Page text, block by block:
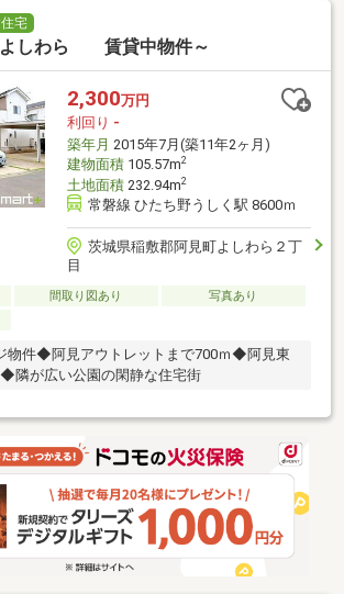
宅
よしわら 賃貸中物件～
2,300万円
利回り -
築年月 2015年7月(築11年2ヶ月)
建物面積105.57m2
土地面積232.94m2
常磐線 ひたち野うしく駅 8600ｍ
茨城県稲敷郡阿見町よしわら２丁
目
間取り図あり
写真あり
物件◆阿見アウトレットまで700ｍ◆阿見東
隣が広い公園の閑静な住宅街